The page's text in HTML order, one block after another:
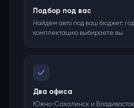
Подбор под вас
Найдём авто под ваш бюджет:
комплектацию выбираете вы.
Два офиса
Южно-Сахалинск и